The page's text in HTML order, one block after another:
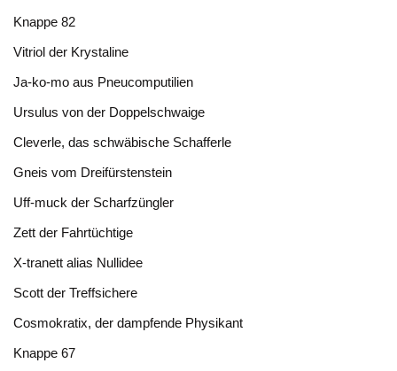
Knappe 82
Vitriol der Krystaline
Ja-ko-mo aus Pneucomputilien
Ursulus von der Doppelschwaige
Cleverle, das schwäbische Schafferle
Gneis vom Dreifürstenstein
Uff-muck der Scharfzüngler
Zett der Fahrtüchtige
X-tranett alias Nullidee
Scott der Treffsichere
Cosmokratix, der dampfende Physikant
Knappe 67